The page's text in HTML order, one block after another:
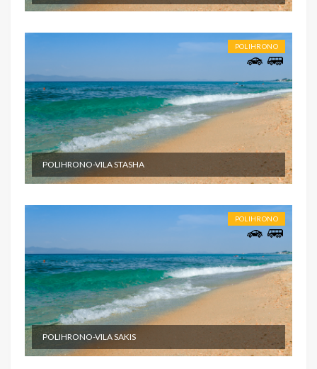
POLIHRONO
POLIHRONO-VILA STASHA
POLIHRONO
POLIHRONO-VILA SAKIS